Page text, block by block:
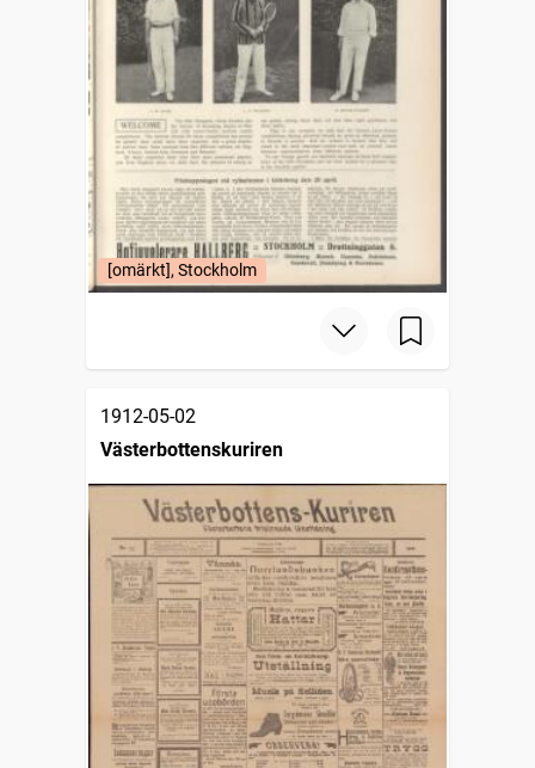
[omärkt], Stockholm
1912-05-02
Västerbottenskuriren